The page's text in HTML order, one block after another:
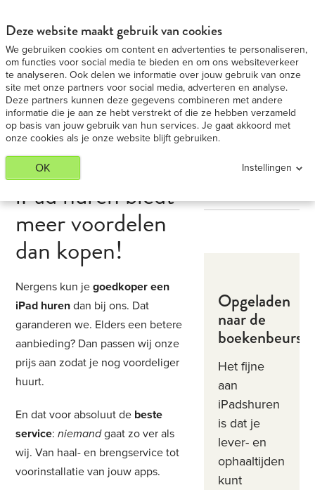
Deze website maakt gebruik van cookies
We gebruiken cookies om content en advertenties te personaliseren,
om functies voor social media te bieden en om ons websiteverkeer
te analyseren. Ook delen we informatie over jouw gebruik van onze
site met onze partners voor social media, adverteren en analyse.
Deze partners kunnen deze gegevens combineren met andere
informatie die je aan ze hebt verstrekt of die ze hebben verzameld
op basis van jouw gebruik van hun services. Je gaat akkoord met
onze cookies als je onze website blijft gebruiken.
OK Instellingen
iPad huren biedt
meer voordelen
dan kopen!
Nergens kun jegoedkoper een
iPad huren dan bij ons. Dat
garanderen we. Elders een betere
aanbieding? Dan passen wij onze
prijs aan zodat je nog voordeliger
huurt.
En dat voor absoluut de beste
service:niemandgaat zo ver als
wij. Van haal- en brengservice tot
voorinstallatie van jouw apps.
Opgeladen
naar de
boekenbeurs!
Het fijne
aan
iPadshuren
is dat je
lever- en
ophaaltijden
kunt